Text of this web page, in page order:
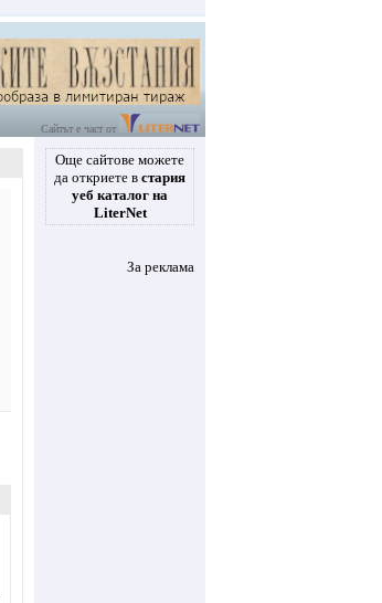
Сайтът е част от
Още сайтове можете
да откриете в стария
уеб каталог на
LiterNet
За реклама